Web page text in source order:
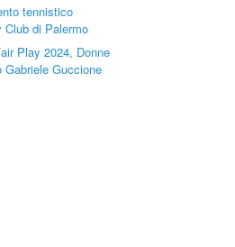
tennistico
Club di Palermo
Play 2024, Donne
Gabriele Guccione